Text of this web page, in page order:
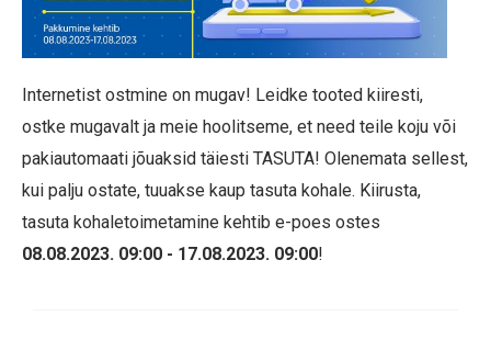
Internetist ostmine on mugav! Leidke tooted kiiresti,
ostke mugavalt ja meie hoolitseme, et need teile koju või
pakiautomaati jõuaksid täiesti TASUTA! Olenemata sellest,
kui palju ostate, tuuakse kaup tasuta kohale. Kiirusta,
tasuta kohaletoimetamine kehtib e-poes ostes
08.08.2023. 09:00 - 17.08.2023. 09:00!